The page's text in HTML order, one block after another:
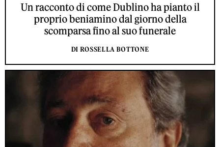
Un racconto di come Dublino ha pianto il
proprio beniamino dal giorno della
scomparsa fino al suo funerale
DI ROSSELLA BOTTONE